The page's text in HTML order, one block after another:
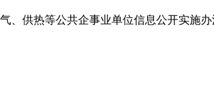
供热等公共企事业单位信息公开实施办